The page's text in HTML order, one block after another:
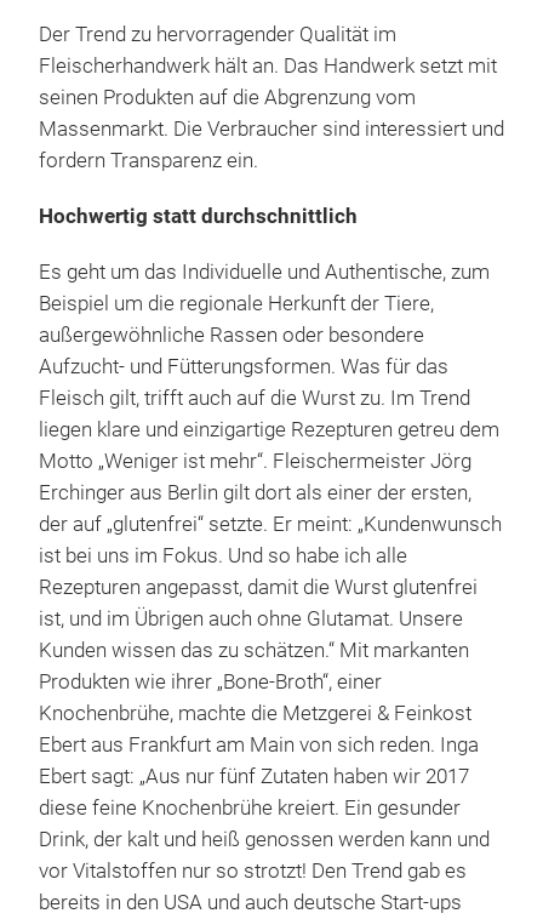
Der Trend zu hervorragender Qualität im
Fleischerhandwerk hält an. Das Handwerk setzt mit
seinen Produkten auf die Abgrenzung vom
Massenmarkt. Die Verbraucher sind interessiert und
fordern Transparenz ein.
Hochwertig statt durchschnittlich
Es geht um das Individuelle und Authentische, zum
Beispiel um die regionale Herkunft der Tiere,
außergewöhnliche Rassen oder besondere
Aufzucht- und Fütterungsformen. Was für das
Fleisch gilt, trifft auch auf die Wurst zu. Im Trend
liegen klare und einzigartige Rezepturen getreu dem
Motto „Weniger ist mehr“. Fleischermeister Jörg
Erchinger aus Berlin gilt dort als einer der ersten,
der auf „glutenfrei“ setzte. Er meint: „Kundenwunsch
ist bei uns im Fokus. Und so habe ich alle
Rezepturen angepasst, damit die Wurst glutenfrei
ist, und im Übrigen auch ohne Glutamat. Unsere
Kunden wissen das zu schätzen.“ Mit markanten
Produkten wie ihrer „Bone-Broth“, einer
Knochenbrühe, machte die Metzgerei & Feinkost
Ebert aus Frankfurt am Main von sich reden. Inga
Ebert sagt: „Aus nur fünf Zutaten haben wir 2017
diese feine Knochenbrühe kreiert. Ein gesunder
Drink, der kalt und heiß genossen werden kann und
vor Vitalstoffen nur so strotzt! Den Trend gab es
bereits in den USA und auch deutsche Start-ups